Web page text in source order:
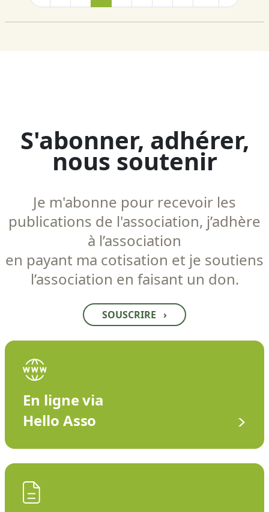
S'abonner, adhérer,
nous soutenir
Je m'abonne pour recevoir les
publications de l'association, j’adhère
à l’association
en payant ma cotisation et je soutiens
l’association en faisant un don.
SOUSCRIRE ›
En ligne via
Hello Asso